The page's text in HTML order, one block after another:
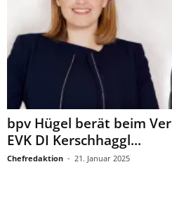
bpv Hügel berät beim
EVK DI Kerschhaggl...
Chefredaktion - 21. Januar 2025